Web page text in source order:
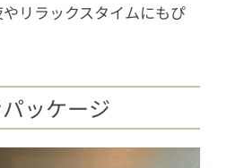
リラックスタイムにもぴ
ッケージ